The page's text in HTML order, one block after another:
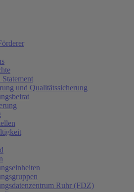
und Qualitätssicherung
Ruhr (FDZ)